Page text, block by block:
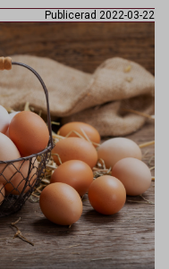
Publicerad 2022-03-22